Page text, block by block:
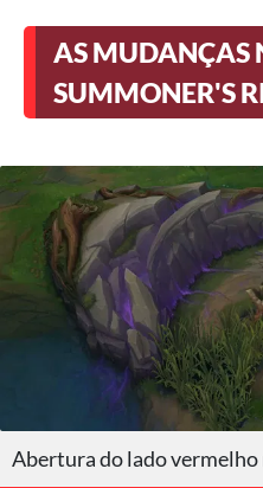
AS MUDANÇAS
SUMMONER'S
Abertura do lado